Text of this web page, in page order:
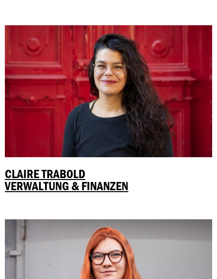
CLAIRE TRABOLD
VERWALTUNG & FINANZEN